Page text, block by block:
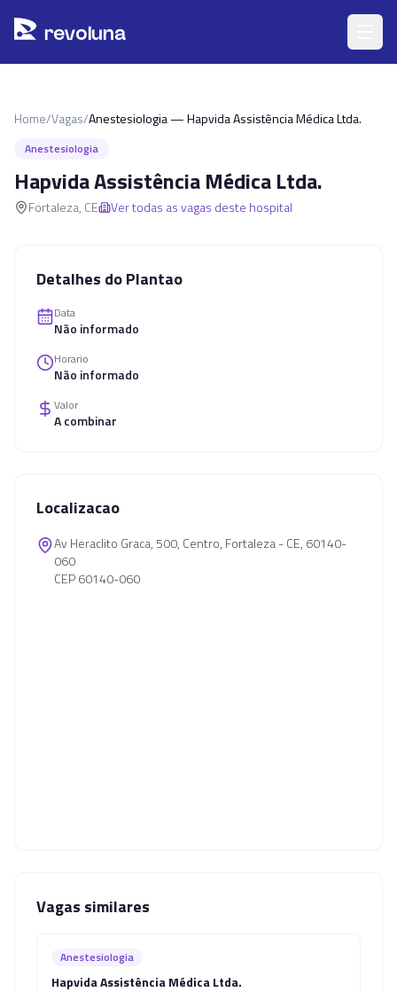
revoluna
Home/Vagas/Anestesiologia — Hapvida Assistência Médica Ltda.
Anestesiologia
Hapvida Assistência Médica Ltda.
Fortaleza, CE Ver todas as vagas deste hospital
Detalhes do Plantao
Data
Não informado
Horario
Não informado
Valor
A combinar
Localizacao
Av Heraclito Graca, 500, Centro, Fortaleza - CE, 60140-
060
CEP 60140-060
Vagas similares
Anestesiologia
Hapvida Assistência Médica Ltda.